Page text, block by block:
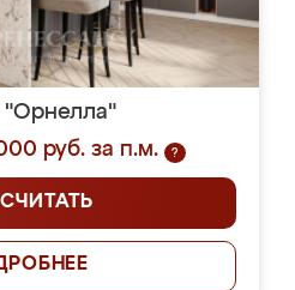
"Орнелла"
руб. за п.м.
?